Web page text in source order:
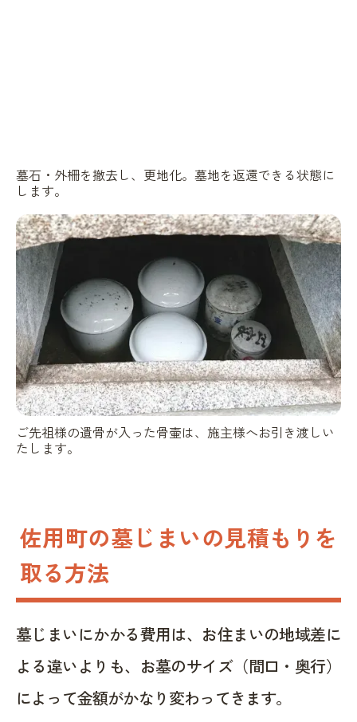
墓石・外柵を撤去し、更地化。墓地を返還できる状態に
します。
ご先祖様の遺骨が入った骨壷は、施主様へお引き渡しい
たします。
佐用町の墓じまいの見積もりを
取る方法
墓じまいにかかる費用は、お住まいの地域差に
よる違いよりも、お墓のサイズ（間口・奥行）
によって金額がかなり変わってきます。